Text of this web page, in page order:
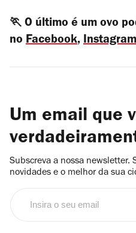
🏃 O último é um ovo
no Facebook, Instagram
Um email que
Subscreva a nossa newsletter.
novidades e o melhor da sua